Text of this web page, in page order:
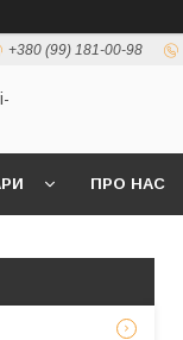
+380 (99) 181-00-98
ПРО НАС